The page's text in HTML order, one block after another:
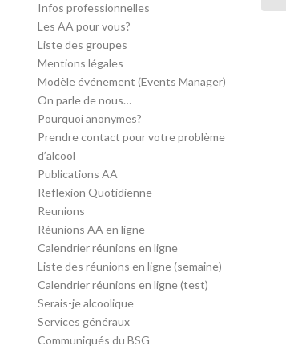
Infos professionnelles
Les AA pour vous?
Liste des groupes
Mentions légales
Modèle événement (Events Manager)
On parle de nous…
Pourquoi anonymes?
Prendre contact pour votre problème
d’alcool
Publications AA
Reflexion Quotidienne
Reunions
Réunions AA en ligne
Calendrier réunions en ligne
Liste des réunions en ligne (semaine)
Calendrier réunions en ligne (test)
Serais-je alcoolique
Services généraux
Communiqués du BSG